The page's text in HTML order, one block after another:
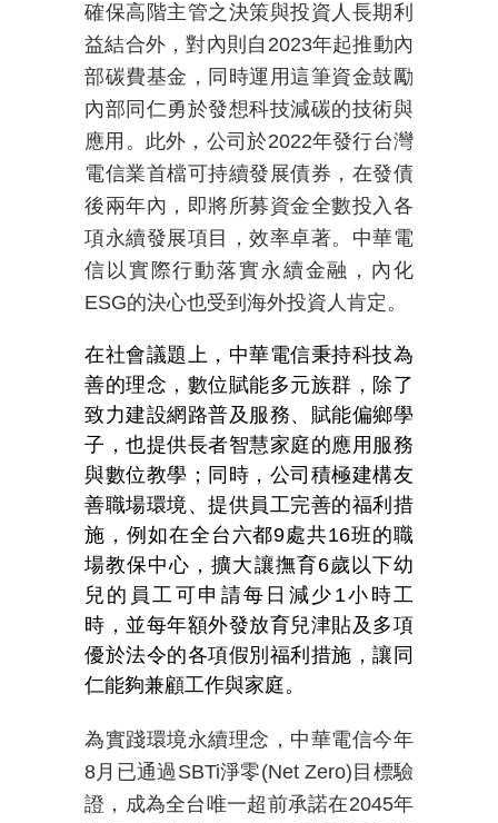
確保高階主管之決策與投資人長期利
益結合外，對內則自 2023年起推動內
部碳費基金，同時運用這筆資金鼓勵
內部同仁勇於發想科技減碳的技術與
應用。此外，公司於2022年發行台灣
電信業首檔可持續發展債券，在發債
後兩年內，即將所募資金全數投入各
項永續發展項目，效率卓著。中華電
信以實際行動落實永續金融，內化
ESG的決心也受到海外投資人肯定。
在社會議題上，中華電信秉持科技為
善的理念，數位賦能多元族群，除了
致力建設網路普及服務、賦能偏鄉學
子，也提供長者智慧家庭的應用服務
與數位教學；同時，公司積極建構友
善職場環境、提供員工完善的福利措
施，例如在全台六都9處共16班的職
場教保中心，擴大讓撫育6歲以下幼
兒的員工可申請每日減少1小時工
時，並每年額外發放育兒津貼及多項
優於法令的各項假別福利措施，讓同
仁能夠兼顧工作與家庭。
為實踐環境永續理念，中華電信今年
8月已通過SBTi淨零(Net Zero)目標驗
證，成為全台唯一超前承諾在2045年